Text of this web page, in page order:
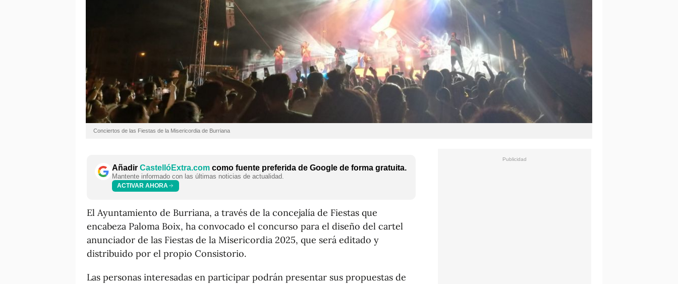
Conciertos de las Fiestas de la Misericordia de Burriana
Añadir CastellóExtra.com como fuente preferida de Google de forma gratuita.
Mantente informado con las últimas noticias de actualidad.
ACTIVAR AHORA
El Ayuntamiento de Burriana, a través de la concejalía de Fiestas que
encabeza Paloma Boix, ha convocado el concurso para el diseño del cartel
anunciador de las Fiestas de la Misericordia 2025, que será editado y
distribuido por el propio Consistorio.
Las personas interesadas en participar podrán presentar sus propuestas de